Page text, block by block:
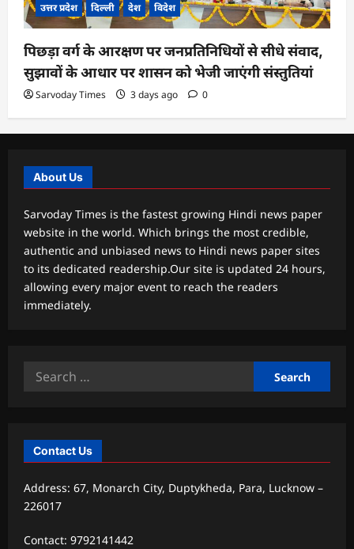
उत्तर प्रदेश दिल्ली देश विदेश
पिछड़ा वर्ग के आरक्षण पर जनप्रतिनिधियों से सीधे संवाद,
सुझावों के आधार पर शासन को भेजी जाएंगी संस्तुतियां
Sarvoday Times 3 days ago 0
About Us
Sarvoday Times is the fastest growing Hindi news paper
website in the world. Which brings the most credible,
authentic and unbiased news to Hindi news paper sites
to its dedicated readership.Our site is updated 24 hours,
allowing every major event to reach the readers
immediately.
Search
Contact Us
Address: 67, Monarch City, Duptykheda, Para, Lucknow –
226017
Contact: 9792141442